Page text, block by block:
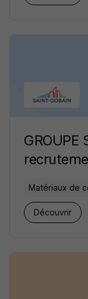
GROUPE
Matériaux de
Découvrir